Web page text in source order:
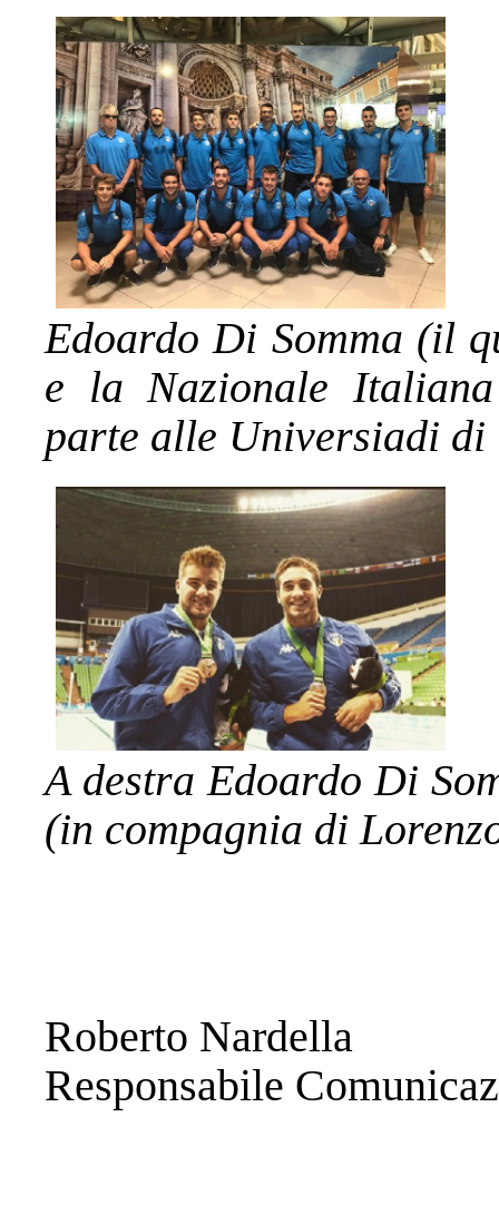
Edoardo Di Somma (il
e la Nazionale
parte alle Universiadi di
A destra Edoardo Di
(in compagnia di
Roberto Nardella
Responsabile